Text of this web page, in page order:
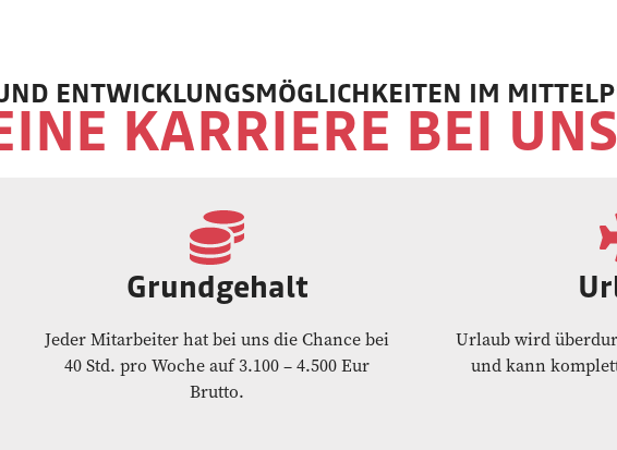
ENTWICKLUNGSMÖGLICHKEITEN IM
KARRIERE BEI
Grundgehalt
Jeder Mitarbeiter hat bei uns die Chance bei
40 Std. pro Woche auf 3.100 – 4.500 Eur
Brutto.
Urlaub wird
und kann